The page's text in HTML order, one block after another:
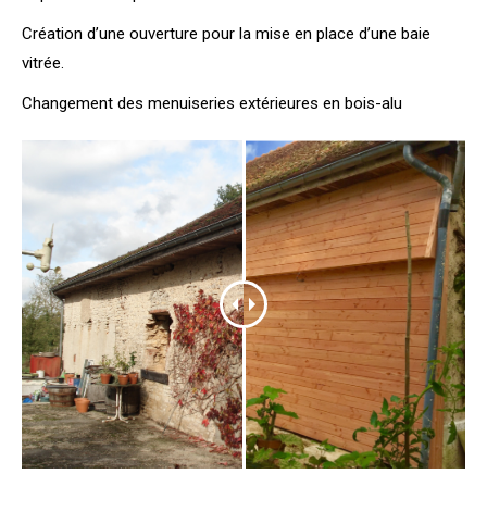
Création d’une ouverture pour la mise en place d’une baie
vitrée.
Changement des menuiseries extérieures en bois-alu